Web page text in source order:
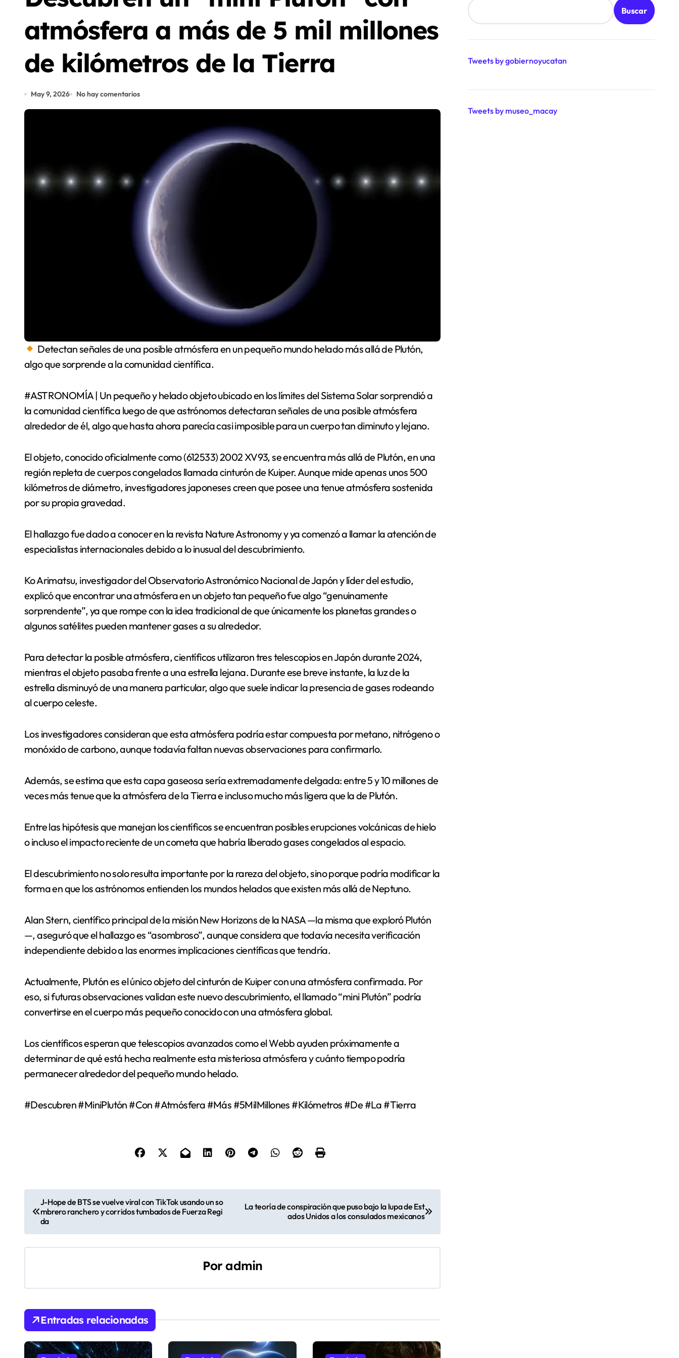
atmósfera a más de 5 mil millones
de kilómetros de la Tierra
May 9, 2026 No hay comentarios
Detectan señales de una posible atmósfera en un pequeño mundo helado más allá de Plutón,
algo que sorprende a la comunidad científica.
#ASTRONOMÍA | Un pequeño y helado objeto ubicado en los límites del Sistema Solar sorprendió a
la comunidad científica luego de que astrónomos detectaran señales de una posible atmósfera
alrededor de él, algo que hasta ahora parecía casi imposible para un cuerpo tan diminuto y lejano.
El objeto, conocido oficialmente como (612533) 2002 XV93, se encuentra más allá de Plutón, en una
región repleta de cuerpos congelados llamada cinturón de Kuiper. Aunque mide apenas unos 500
kilómetros de diámetro, investigadores japoneses creen que posee una tenue atmósfera sostenida
por su propia gravedad.
El hallazgo fue dado a conocer en la revista Nature Astronomy y ya comenzó a llamar la atención de
especialistas internacionales debido a lo inusual del descubrimiento.
Ko Arimatsu, investigador del Observatorio Astronómico Nacional de Japón y líder del estudio,
explicó que encontrar una atmósfera en un objeto tan pequeño fue algo “genuinamente
sorprendente”, ya que rompe con la idea tradicional de que únicamente los planetas grandes o
algunos satélites pueden mantener gases a su alrededor.
Para detectar la posible atmósfera, científicos utilizaron tres telescopios en Japón durante 2024,
mientras el objeto pasaba frente a una estrella lejana. Durante ese breve instante, la luz de la
estrella disminuyó de una manera particular, algo que suele indicar la presencia de gases rodeando
al cuerpo celeste.
Los investigadores consideran que esta atmósfera podría estar compuesta por metano, nitrógeno o
monóxido de carbono, aunque todavía faltan nuevas observaciones para confirmarlo.
Además, se estima que esta capa gaseosa sería extremadamente delgada: entre 5 y 10 millones de
veces más tenue que la atmósfera de la Tierra e incluso mucho más ligera que la de Plutón.
Entre las hipótesis que manejan los científicos se encuentran posibles erupciones volcánicas de hielo
o incluso el impacto reciente de un cometa que habría liberado gases congelados al espacio.
El descubrimiento no solo resulta importante por la rareza del objeto, sino porque podría modificar la
forma en que los astrónomos entienden los mundos helados que existen más allá de Neptuno.
Alan Stern, científico principal de la misión New Horizons de la NASA —la misma que exploró Plutón
—, aseguró que el hallazgo es “asombroso”, aunque considera que todavía necesita verificación
independiente debido a las enormes implicaciones científicas que tendría.
Actualmente, Plutón es el único objeto del cinturón de Kuiper con una atmósfera confirmada. Por
eso, si futuras observaciones validan este nuevo descubrimiento, el llamado “mini Plutón” podría
convertirse en el cuerpo más pequeño conocido con una atmósfera global.
Los científicos esperan que telescopios avanzados como el Webb ayuden próximamente a
determinar de qué está hecha realmente esta misteriosa atmósfera y cuánto tiempo podría
permanecer alrededor del pequeño mundo helado.
#Descubren #MiniPlutón #Con #Atmósfera #Más #5MilMillones #Kilómetros #De #La #Tierra
a
v
c
i
J-Hope de BTS se vuelve viral con TikTok usando un so
mbrero ranchero y corridos tumbados de Fuerza Regi
da
La teoría de conspiración que puso bajo la lupa de Est
ados Unidos a los consulados mexicanos
Poradmin
Entradas relacionadas
Buscar
Tweets by gobiernoyucatan
Tweets by museo_macay